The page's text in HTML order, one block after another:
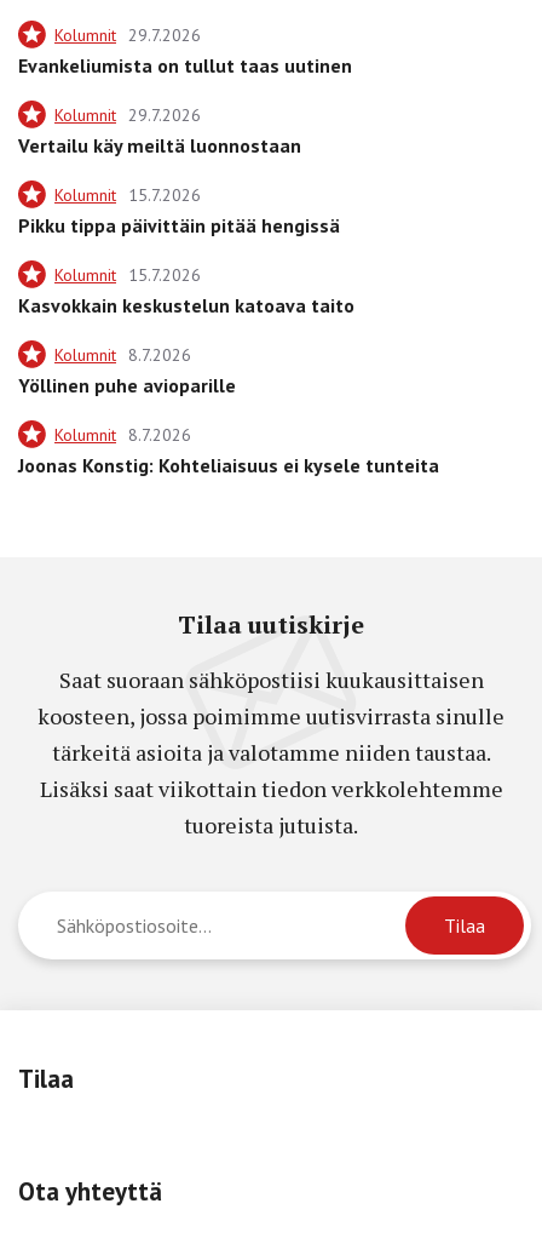
Kolumnit 29.7.2026
Evankeliumista on tullut taas uutinen
Kolumnit 29.7.2026
Vertailu käy meiltä luonnostaan
Kolumnit 15.7.2026
Pikku tippa päivittäin pitää hengissä
Kolumnit 15.7.2026
Kasvokkain keskustelun katoava taito
Kolumnit 8.7.2026
Yöllinen puhe avioparille
Kolumnit 8.7.2026
Joonas Konstig: Kohteliaisuus ei kysele tunteita
Tilaa uutiskirje
Saat suoraan sähköpostiisi kuukausittaisen
koosteen, jossa poimimme uutisvirrasta sinulle
tärkeitä asioita ja valotamme niiden taustaa.
Lisäksi saat viikottain tiedon verkkolehtemme
tuoreista jutuista.
Tilaa
Ota yhteyttä